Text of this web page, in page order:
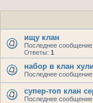
ищу клан
Последнее сообщение
Ответы: 1
набор в клан
Последнее сообщение
супер-топ клан
Последнее сообщение